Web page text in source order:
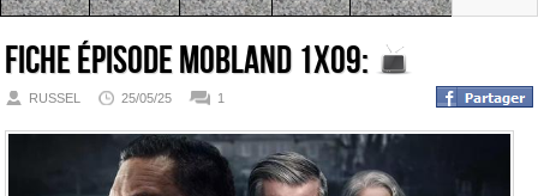
Fiche épisodeMobland 1x09:
RUSSEL 25/05/25 1